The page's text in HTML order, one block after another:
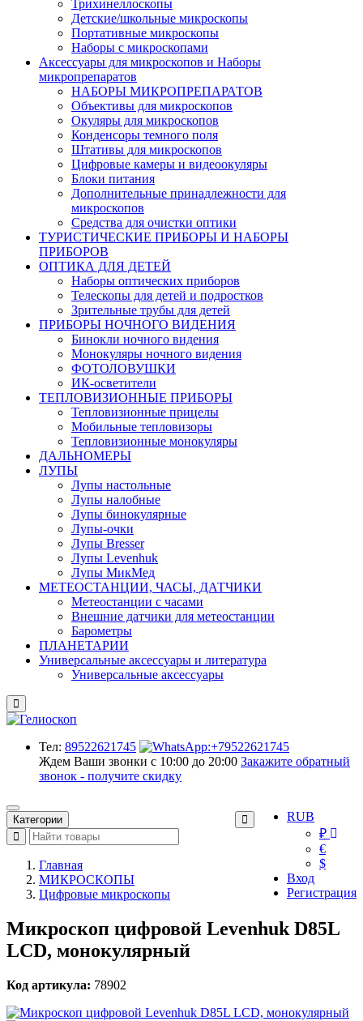
Трихинеллоскопы
Детские/школьные микроскопы
Портативные микроскопы
Наборы с микроскопами
Аксессуары для микроскопов и Наборы
микропрепаратов
НАБОРЫ МИКРОПРЕПАРАТОВ
Объективы для микроскопов
Окуляры для микроскопов
Конденсоры темного поля
Штативы для микроскопов
Цифровые камеры и видеоокуляры
Блоки питания
Дополнительные принадлежности для
микроскопов
Средства для очистки оптики
ТУРИСТИЧЕСКИЕ ПРИБОРЫ И НАБОРЫ
ПРИБОРОВ
ОПТИКА ДЛЯ ДЕТЕЙ
Наборы оптических приборов
Телескопы для детей и подростков
Зрительные трубы для детей
ПРИБОРЫ НОЧНОГО ВИДЕНИЯ
Бинокли ночного видения
Монокуляры ночного видения
ФОТОЛОВУШКИ
ИК-осветители
ТЕПЛОВИЗИОННЫЕ ПРИБОРЫ
Тепловизионные прицелы
Мобильные тепловизоры
Тепловизионные монокуляры
ДАЛЬНОМЕРЫ
ЛУПЫ
Лупы настольные
Лупы налобные
Лупы бинокулярные
Лупы-очки
Лупы Bresser
Лупы Levenhuk
Лупы МикМед
МЕТЕОСТАНЦИИ, ЧАСЫ, ДАТЧИКИ
Метеостанции с часами
Внешние датчики для метеостанции
Барометры
ПЛАНЕТАРИИ
Универсальные аксессуары и литература
Универсальные аксессуары
Тел: 89522621745
Ждем Ваши звонки с 10:00 до 20:00 Закажите обратный
звонок - получите скидку
RUB
₽
€
$
Вход
Регистрация
Категории
Главная
МИКРОСКОПЫ
Цифровые микроскопы
Микроскоп цифровой Levenhuk D85L
LCD, монокулярный
Код артикула: 78902